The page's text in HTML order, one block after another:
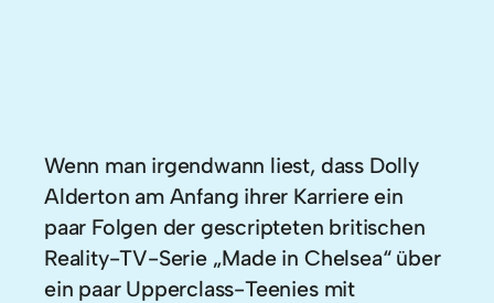
Wenn man irgendwann liest, dass Dolly
Alderton am Anfang ihrer Karriere ein
paar Folgen der gescripteten britischen
Reality-TV-Serie „Made in Chelsea“ über
ein paar Upperclass-Teenies mit